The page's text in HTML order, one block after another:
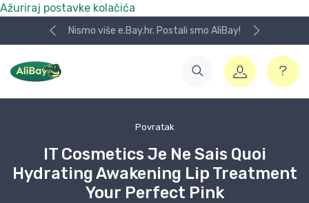
Ažuriraj postavke kolačića
Nismo više e.Bay.hr. Postali smo AliBay!
Povratak
IT Cosmetics Je Ne Sais Quoi
Hydrating Awakening Lip Treatment
Your Perfect Pink